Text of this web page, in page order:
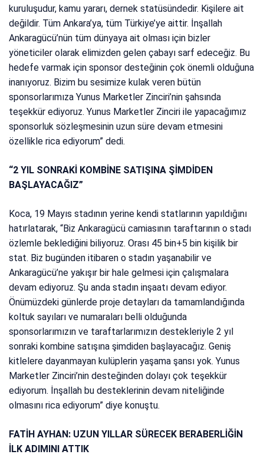
kuruluşudur, kamu yararı, dernek statüsündedir. Kişilere ait
değildir. Tüm Ankara’ya, tüm Türkiye’ye aittir. İnşallah
Ankaragücü’nün tüm dünyaya ait olması için bizler
yöneticiler olarak elimizden gelen çabayı sarf edeceğiz. Bu
hedefe varmak için sponsor desteğinin çok önemli olduğuna
inanıyoruz. Bizim bu sesimize kulak veren bütün
sponsorlarımıza Yunus Marketler Zinciri’nin şahsında
teşekkür ediyoruz. Yunus Marketler Zinciri ile yapacağımız
sponsorluk sözleşmesinin uzun süre devam etmesini
özellikle rica ediyorum” dedi.
“2 YIL SONRAKİ KOMBİNE SATIŞINA ŞİMDİDEN
BAŞLAYACAĞIZ”
Koca, 19 Mayıs stadının yerine kendi statlarının yapıldığını
hatırlatarak, “Biz Ankaragücü camiasının taraftarının o stadı
özlemle beklediğini biliyoruz. Orası 45 bin+5 bin kişilik bir
stat. Biz bugünden itibaren o stadın yaşanabilir ve
Ankaragücü’ne yakışır bir hale gelmesi için çalışmalara
devam ediyoruz. Şu anda stadın inşaatı devam ediyor.
Önümüzdeki günlerde proje detayları da tamamlandığında
koltuk sayıları ve numaraları belli olduğunda
sponsorlarımızın ve taraftarlarımızın destekleriyle 2 yıl
sonraki kombine satışına şimdiden başlayacağız. Geniş
kitlelere dayanmayan kulüplerin yaşama şansı yok. Yunus
Marketler Zinciri’nin desteğinden dolayı çok teşekkür
ediyorum. İnşallah bu desteklerinin devam niteliğinde
olmasını rica ediyorum” diye konuştu.
FATİH AYHAN: UZUN YILLAR SÜRECEK BERABERLİĞİN
İLK ADIMINI ATTIK